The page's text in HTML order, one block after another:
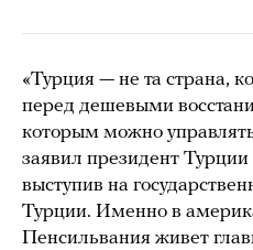
«Турция — не та страна,
перед дешевыми
которым можно
заявил президент
выступив на
Турции. Именно в
Пенсильвания живет